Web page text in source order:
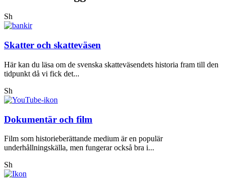
Sh
Skatter och skatteväsen
Här kan du läsa om de svenska skatteväsendets historia fram till den
tidpunkt då vi fick det...
Sh
Dokumentär och film
Film som historieberättande medium är en populär
underhållningskälla, men fungerar också bra i...
Sh